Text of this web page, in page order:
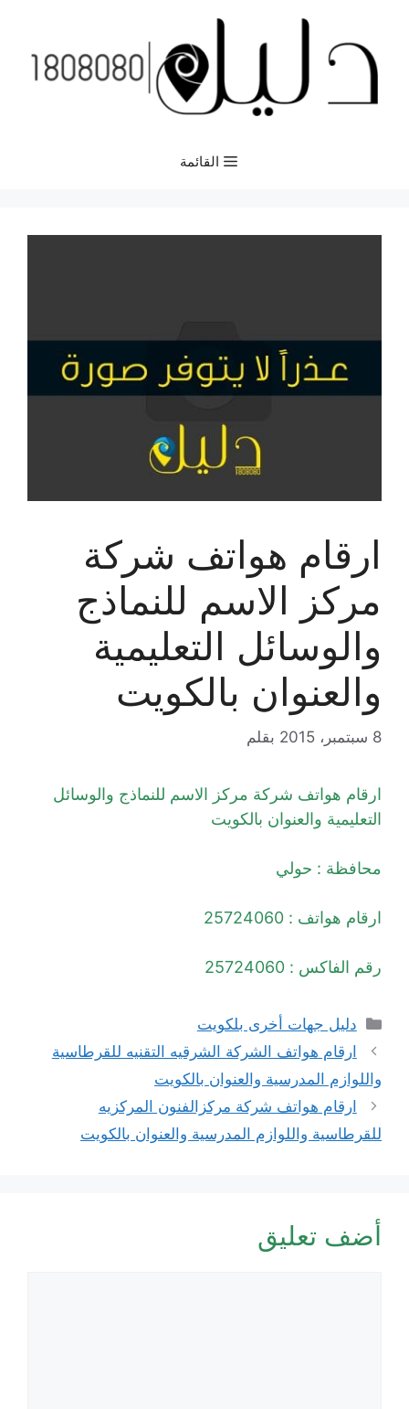
المحتوى
القائمة
ارقام هواتف شركة
مركز الاسم للنماذج
والوسائل التعليمية
والعنوان بالكويت
8 سبتمبر، 2015 بقلم
ارقام هواتف شركة مركز الاسم للنماذج والوسائل
التعليمية والعنوان بالكويت
محافظة : حولي
ارقام هواتف : 25724060
رقم الفاكس : 25724060
التصنيفات
دليل جهات أخرى بلكويت
ارقام هواتف الشركة الشرقيه التقنيه للقرطاسية
واللوازم المدرسية والعنوان بالكويت
ارقام هواتف شركة مركزالفنون المركزيه
للقرطاسية واللوازم المدرسية والعنوان بالكويت
أضف تعليق